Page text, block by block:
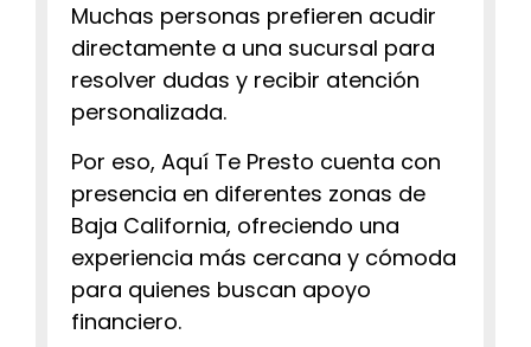
Muchas personas prefieren acudir
directamente a una sucursal para
resolver dudas y recibir atención
personalizada.
Por eso, Aquí Te Presto cuenta con
presencia en diferentes zonas de
Baja California, ofreciendo una
experiencia más cercana y cómoda
para quienes buscan apoyo
financiero.